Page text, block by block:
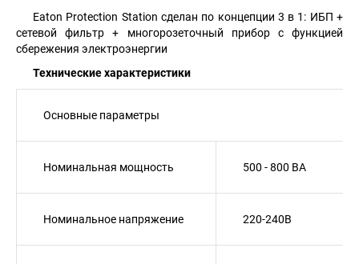
Eaton Protection Station сделан по концепции 3 в 1: ИБП +
сетевой фильтр + многорозеточный прибор с функцией
сбережения электроэнергии
Технические характеристики
Основные параметры
Номинальная мощность 500 - 800 BA
Номинальное напряжение 220-240В